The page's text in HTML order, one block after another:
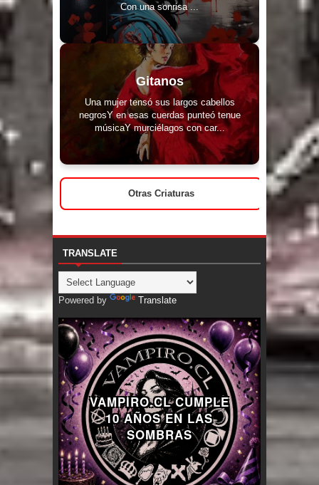
Con una sonrisa ...
Gitanos
Una mujer tensó sus largos cabellos
negrosY en esas cuerdas punteó tenue
músicaY murciélagos con car...
Otras Criaturas
TRANSLATE
Powered by Translate
VAMPIRO.CL CUMPLE
10 AÑOS EN LAS
SOMBRAS